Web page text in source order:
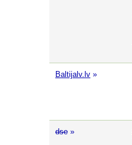
Baltijalv.lv »
dse »